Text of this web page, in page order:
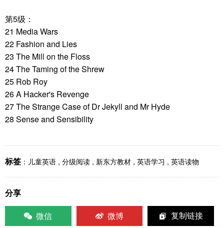
第5级：
21 Media Wars
22 Fashion and Lies
23 The Mill on the Floss
24 The Taming of the Shrew
25 Rob Roy
26 A Hacker's Revenge
27 The Strange Case of Dr Jekyll and Mr Hyde
28 Sense and Sensibility
标签 ： 儿童英语 , 分级阅读 , 新东方教材 , 英语学习 , 英语读物
分享
微信
微博 复制链接